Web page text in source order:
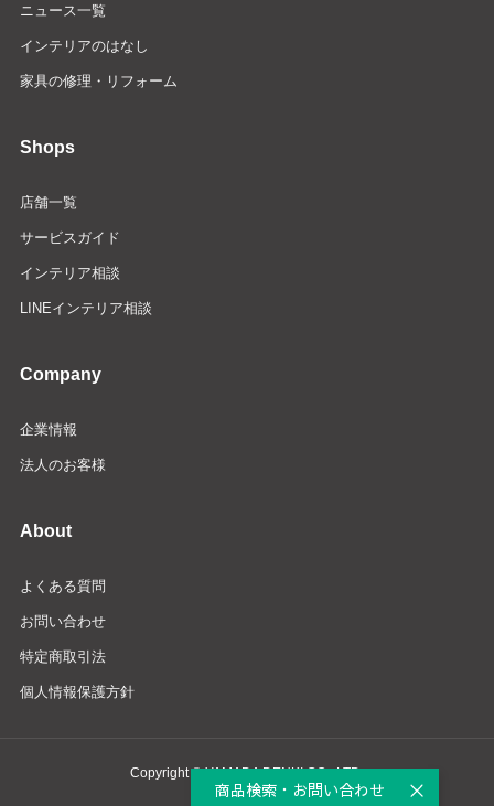
ニュース一覧
インテリアのはなし
家具の修理・リフォーム
Shops
店舗一覧
サービスガイド
インテリア相談
LINEインテリア相談
Company
企業情報
法人のお客様
About
よくある質問
お問い合わせ
特定商取引法
個人情報保護方針
Copyright © YAMADA DENKI CO., LTD.
商品検索・お問い合わせ